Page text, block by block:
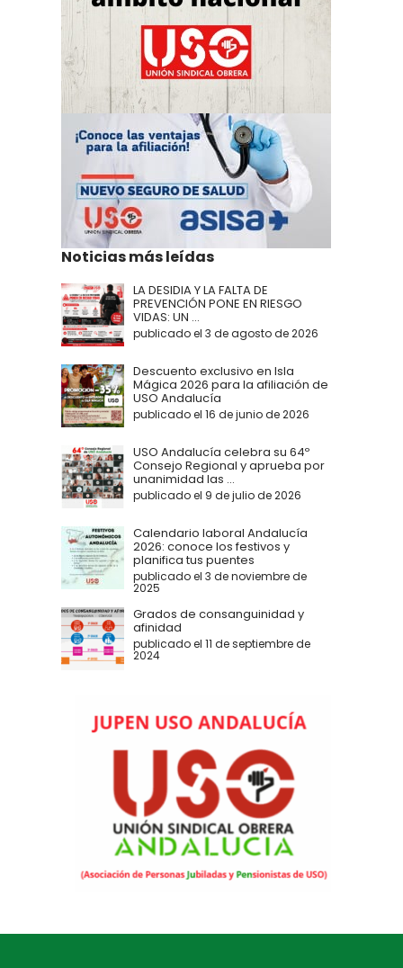
Noticias más leídas
LA DESIDIA Y LA FALTA DE
PREVENCIÓN PONE EN RIESGO
VIDAS: UN ...
publicado el 3 de agosto de 2026
Descuento exclusivo en Isla
Mágica 2026 para la afiliación de
USO Andalucía
publicado el 16 de junio de 2026
USO Andalucía celebra su 64º
Consejo Regional y aprueba por
unanimidad las ...
publicado el 9 de julio de 2026
Calendario laboral Andalucía
2026: conoce los festivos y
planifica tus puentes
publicado el 3 de noviembre de
2025
Grados de consanguinidad y
afinidad
publicado el 11 de septiembre de
2024